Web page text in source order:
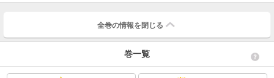
全巻の情報を 閉じる
巻一覧